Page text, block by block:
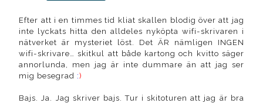
Efter att i en timmes tid kliat skallen blodig över att jag
inte lyckats hitta den alldeles nyköpta wifi-skrivaren i
nätverket är mysteriet löst. Det ÄR nämligen INGEN
wifi-skrivare… skitkul att både kartong och kvitto säger
annorlunda, men jag är inte dummare än att jag ser
mig besegrad :)
Bajs. Ja. Jag skriver bajs. Tur i skitoturen att jag är bra